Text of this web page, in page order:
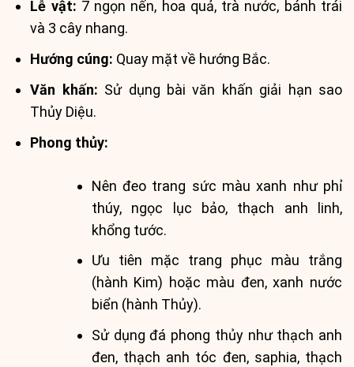
Lễ vật: 7 ngọn nến, hoa quả, trà nước, bánh trái
và 3 cây nhang.
Hướng cúng: Quay mặt về hướng Bắc.
Văn khấn: Sử dụng bài văn khấn giải hạn sao
Thủy Diệu.
Phong thủy:
Nên đeo trang sức màu xanh như phỉ
thúy, ngọc lục bảo, thạch anh linh,
khổng tước.
Ưu tiên mặc trang phục màu trắng
(hành Kim) hoặc màu đen, xanh nước
biển (hành Thủy).
Sử dụng đá phong thủy như thạch anh
đen, thạch anh tóc đen, saphia, thạch